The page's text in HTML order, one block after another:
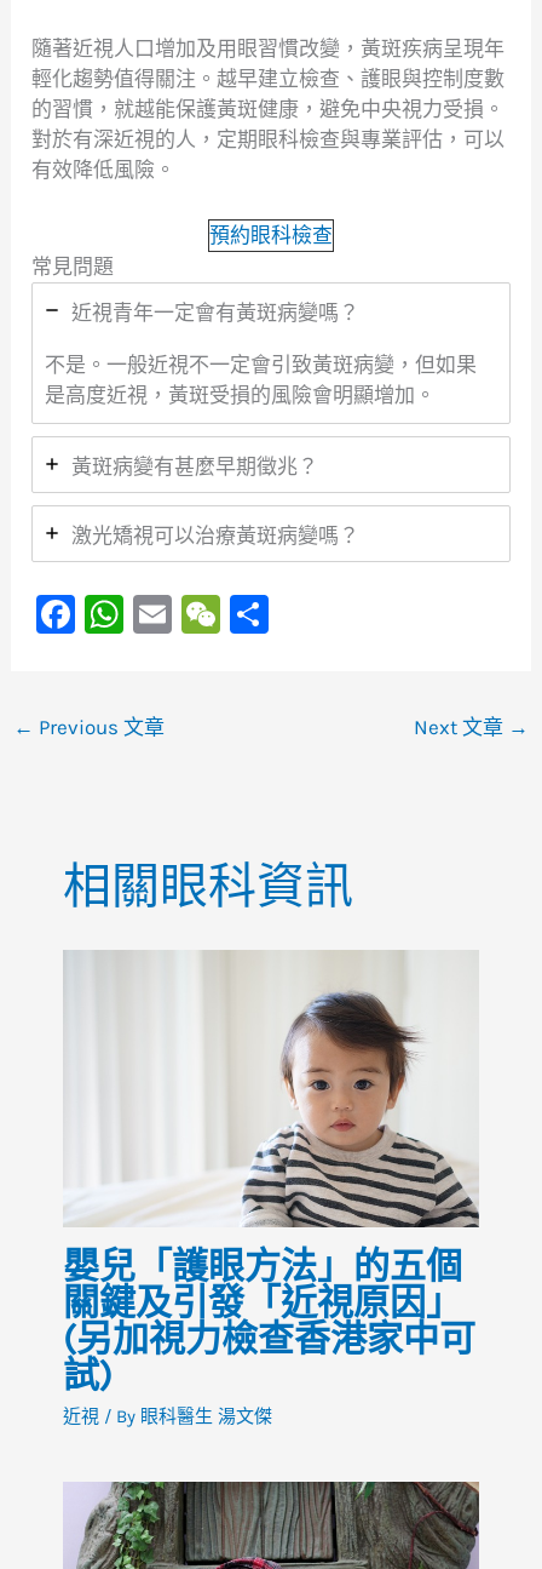
隨著近視人口增加及用眼習慣改變，黃斑疾病呈現年
輕化趨勢值得關注。越早建立檢查、護眼與控制度數
的習慣，就越能保護黃斑健康，避免中央視力受損。
對於有深近視的人，定期眼科檢查與專業評估，可以
有效降低風險。
預約眼科檢查
常見問題
近視青年一定會有黃斑病變嗎？
不是。一般近視不一定會引致黃斑病變，但如果
是高度近視，黃斑受損的風險會明顯增加。
黃斑病變有甚麼早期徵兆？
激光矯視可以治療黃斑病變嗎？
F
e
k
W
s
E
W
← Previous 文章 Next 文章 →
相關眼科資訊
嬰兒「護眼方法」的五個
關鍵及引發「近視原因」
(另加視力檢查香港家中可
試)
近視/ By 眼科醫生 湯文傑